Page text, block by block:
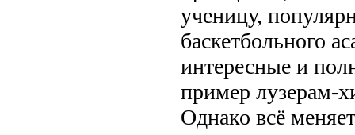
ученицу,
баскетбольного
интересные и
пример лузерам-
Однако всё